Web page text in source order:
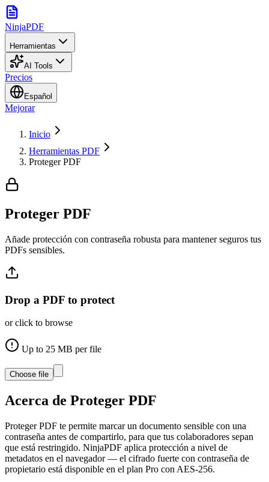
NinjaPDF
Herramientas
AI Tools
Precios
Español
Mejorar
Inicio
Herramientas PDF
Proteger PDF
Proteger PDF
Añade protección con contraseña robusta para mantener seguros tus
PDFs sensibles.
Drop a PDF to protect
or click to browse
Up to 25 MB per file
Choose file
Acerca de Proteger PDF
Proteger PDF te permite marcar un documento sensible con una
contraseña antes de compartirlo, para que tus colaboradores sepan
que está restringido. NinjaPDF aplica protección a nivel de
metadatos en el navegador — el cifrado fuerte con contraseña de
propietario está disponible en el plan Pro con AES-256.